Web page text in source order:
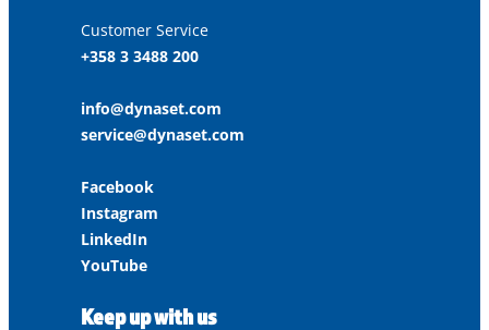
Customer Service
+358 3 3488 200
info@dynaset.com
service@dynaset.com
Facebook
Instagram
LinkedIn
YouTube
Keep up with us